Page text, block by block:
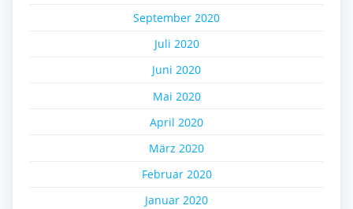
September 2020
Juli 2020
Juni 2020
Mai 2020
April 2020
März 2020
Februar 2020
Januar 2020